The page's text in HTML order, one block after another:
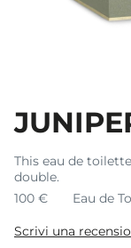
This eau de
double.
100 €
Eau de
Scrivi una